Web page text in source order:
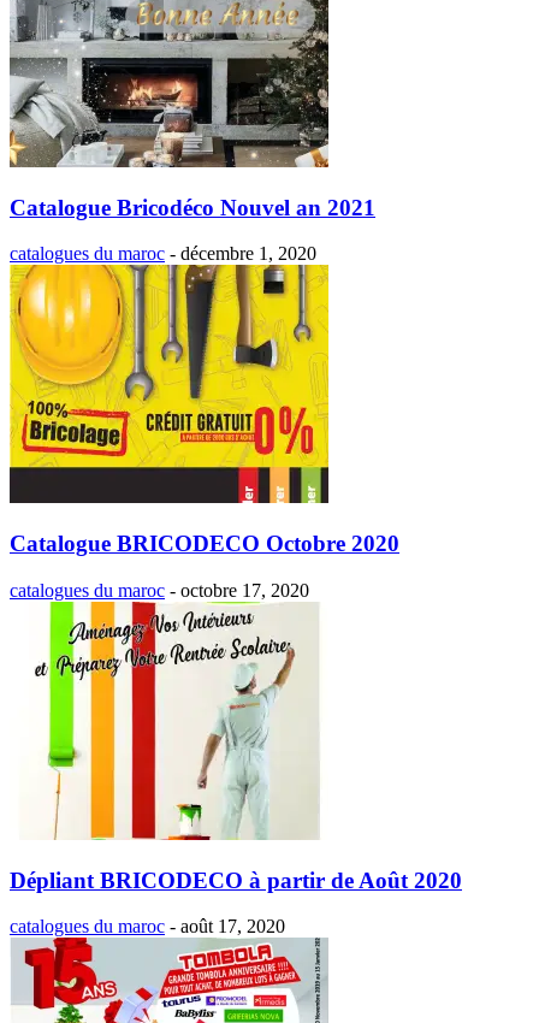
Catalogue Bricodéco Nouvel an 2021
catalogues du maroc - décembre 1, 2020
Catalogue BRICODECO Octobre 2020
catalogues du maroc - octobre 17, 2020
Dépliant BRICODECO à partir de Août 2020
catalogues du maroc - août 17, 2020